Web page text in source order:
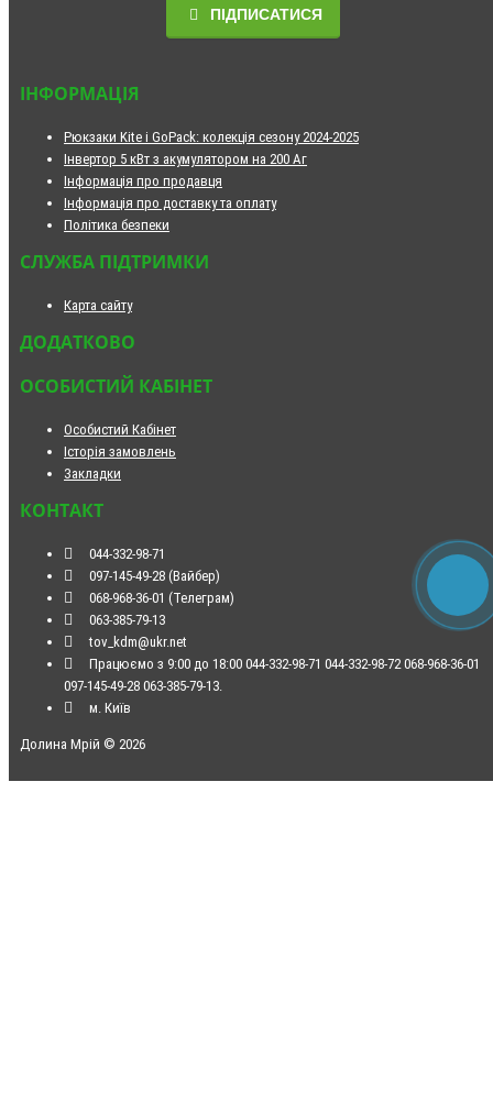
ПІДПИСАТИСЯ
ІНФОРМАЦІЯ
Рюкзаки Kite і GoPack: колекція сезону 2024-2025
Інвертор 5 кВт з акумулятором на 200 Аг
Інформація про продавця
Інформація про доставку та оплату
Політика безпеки
СЛУЖБА ПІДТРИМКИ
Карта сайту
ДОДАТКОВО
ОСОБИСТИЙ КАБІНЕТ
Особистий Кабінет
Історія замовлень
Закладки
КОНТАКТ
044-332-98-71
097-145-49-28 (Вайбер)
068-968-36-01 (Телеграм)
063-385-79-13
tov_kdm@ukr.net
Працюємо з 9:00 до 18:00 044-332-98-71 044-332-98-72 068-968-36-01
097-145-49-28 063-385-79-13.
м. Київ
Долина Мрій © 2026